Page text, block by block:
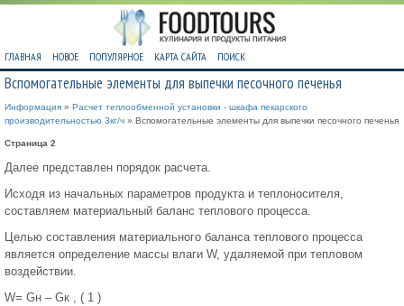
ГЛАВНАЯ НОВОЕ ПОПУЛЯРНОЕ КАРТА САЙТА ПОИСК
Вспомогательные элементы для выпечки песочного печенья
Информация » Расчет теплообменной установки - шкафа пекарского
производительностью 3кг/ч » Вспомогательные элементы для выпечки песочного печенья
Страница 2
Далее представлен порядок расчета.
Исходя из начальных параметров продукта и теплоносителя,
составляем материальный баланс теплового процесса.
Целью составления материального баланса теплового процесса
является определение массы влаги W, удаляемой при тепловом
воздействии.
W= Gн – Gк , ( 1 )